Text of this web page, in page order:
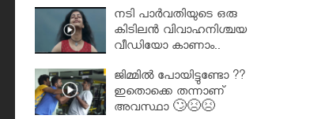
നടി പാർവതിയുടെ ഒരു
കിടിലൻ വിവാഹനിശ്ചയ
വീഡിയോ കാണാം..
ജിമ്മിൽ പോയിട്ടുണ്ടോ ??
ഇതൊക്കെ തന്നാണ്
അവസ്ഥാ 🙄😣😣